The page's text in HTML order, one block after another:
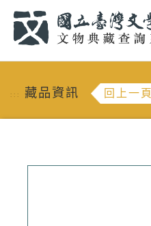
::: 藏品資訊 回上一頁